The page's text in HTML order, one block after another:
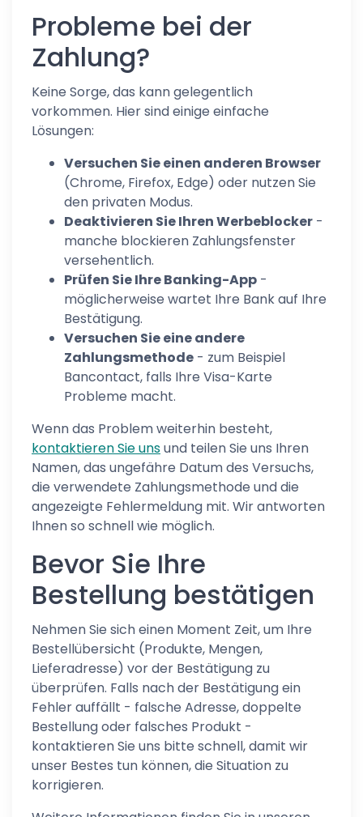
Probleme bei der
Zahlung?
Keine Sorge, das kann gelegentlich
vorkommen. Hier sind einige einfache
Lösungen:
Versuchen Sie einen anderen Browser
(Chrome, Firefox, Edge) oder nutzen Sie
den privaten Modus.
Deaktivieren Sie Ihren Werbeblocker -
manche blockieren Zahlungsfenster
versehentlich.
Prüfen Sie Ihre Banking-App -
möglicherweise wartet Ihre Bank auf Ihre
Bestätigung.
Versuchen Sie eine andere
Zahlungsmethode - zum Beispiel
Bancontact, falls Ihre Visa-Karte
Probleme macht.
Wenn das Problem weiterhin besteht,
kontaktieren Sie unsund teilen Sie uns Ihren
Namen, das ungefähre Datum des Versuchs,
die verwendete Zahlungsmethode und die
angezeigte Fehlermeldung mit. Wir antworten
Ihnen so schnell wie möglich.
Bevor Sie Ihre
Bestellung bestätigen
Nehmen Sie sich einen Moment Zeit, um Ihre
Bestellübersicht (Produkte, Mengen,
Lieferadresse) vor der Bestätigung zu
überprüfen. Falls nach der Bestätigung ein
Fehler auffällt - falsche Adresse, doppelte
Bestellung oder falsches Produkt -
kontaktieren Sie uns bitte schnell, damit wir
unser Bestes tun können, die Situation zu
korrigieren.